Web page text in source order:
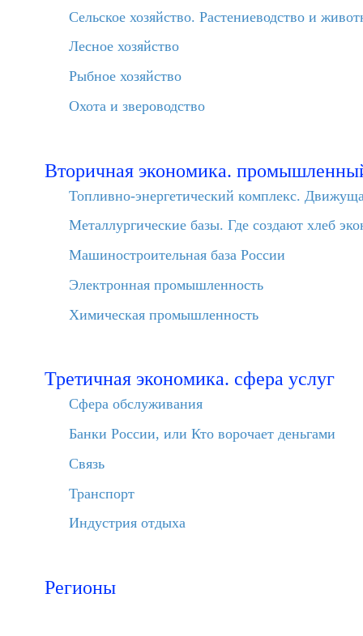
Сельское хозяйство. Растениеводство и
Лесное хозяйство
Рыбное хозяйство
Охота и звероводство
Вторичная экономика.
Топливно-энергетический комплекс.
Металлургические базы. Где создают хлеб
Машиностроительная база России
Электронная промышленность
Химическая промышленность
Третичная экономика. сфера услуг
Сфера обслуживания
Банки России, или Кто ворочает деньгами
Связь
Транспорт
Индустрия отдыха
Регионы